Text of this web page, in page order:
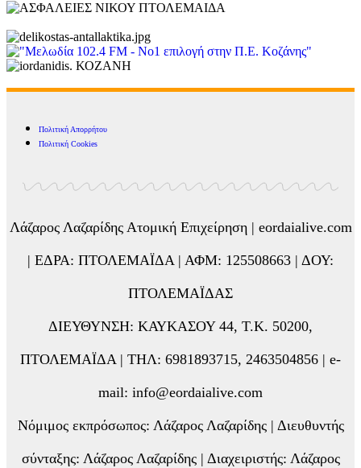
Πολιτική Απορρήτου
Πολιτική Cookies
Λάζαρος Λαζαρίδης Ατομική Επιχείρηση | eordaialive.com
| ΕΔΡΑ: ΠΤΟΛΕΜΑΪΔΑ | ΑΦΜ: 125508663 | ΔΟΥ:
ΠΤΟΛΕΜΑΪΔΑΣ
ΔΙΕΥΘΥΝΣΗ: ΚΑΥΚΑΣΟΥ 44, Τ.Κ. 50200,
ΠΤΟΛΕΜΑΪΔΑ | ΤΗΛ: 6981893715, 2463504856 | e-
mail: info@eordaialive.com
Νόμιμος εκπρόσωπος: Λάζαρος Λαζαρίδης | Διευθυντής
σύνταξης: Λάζαρος Λαζαρίδης | Διαχειριστής: Λάζαρος